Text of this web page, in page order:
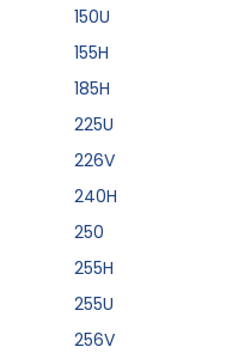
150U
155H
185H
225U
226V
240H
250
255H
255U
256V